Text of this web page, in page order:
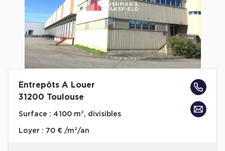
Entrepôts A Louer
31200 Toulouse
Surface : 4 100 m², divisibles
Loyer : 70 € /m²/an